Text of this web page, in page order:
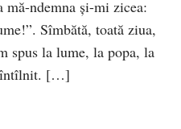
ndemna şi-mi zicea:
Sîmbătă, toată ziua,
spus la lume, la popa, la
întîlnit. […]